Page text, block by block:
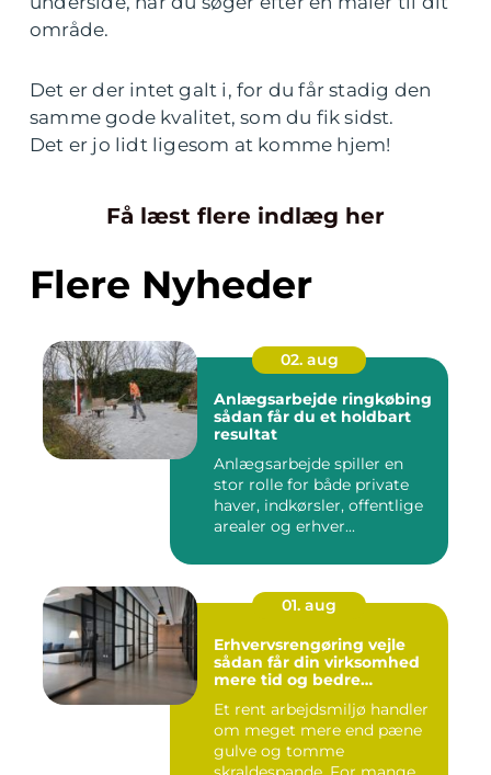
område.
Det er der intet galt i, for du får stadig den
samme gode kvalitet, som du fik sidst.
Det er jo lidt ligesom at komme hjem!
Få læst flere indlæg her
Flere Nyheder
02. aug
Anlægsarbejde ringkøbing
sådan får du et holdbart
resultat
Anlægsarbejde spiller en
stor rolle for både private
haver, indkørsler, offentlige
arealer og erhver...
01. aug
Erhvervsrengøring vejle
sådan får din virksomhed
mere tid og bedre
Et rent arbejdsmiljø handler
om meget mere end pæne
gulve og tomme